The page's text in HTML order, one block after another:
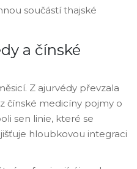
součástí thajské
a čínské
Z ajurvédy převzala
čínské medicíny pojmy o
sen linie, které se
hloubkovou integraci